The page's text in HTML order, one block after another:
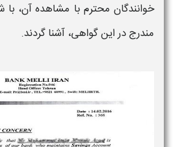
خوانندگان محترم با مشاهده آن،
مندرج در اینگواهی، آشنا گردند.